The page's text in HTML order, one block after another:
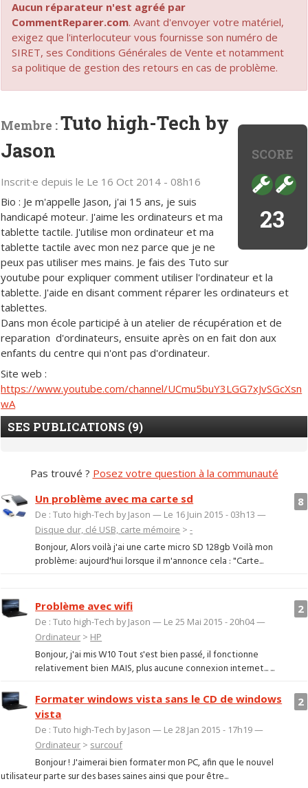
Aucun réparateur n'est agréé par
CommentReparer.com. Avant d'envoyer votre matériel,
exigez que l'interlocuteur vous fournisse son numéro de
SIRET, ses Conditions Générales de Vente et notamment
sa politique de gestion des retours en cas de problème.
SCORE
23
Membre :Tuto high-Tech by
Jason
Inscrit·e depuis le Le 16 Oct 2014 - 08h16
Bio : Je m'appelle Jason, j'ai 15 ans, je suis
handicapé moteur. J'aime les ordinateurs et ma
tablette tactile. J'utilise mon ordinateur et ma
tablette tactile avec mon nez parce que je ne
peux pas utiliser mes mains. Je fais des Tuto sur
youtube pour expliquer comment utiliser l'ordinateur et la
tablette. J'aide en disant comment réparer les ordinateurs et
tablettes.
Dans mon école participé à un atelier de récupération et de
reparation d'ordinateurs, ensuite après on en fait don aux
enfants du centre qui n'ont pas d'ordinateur.
Site web :
https://www.youtube.com/channel/UCmu5buY3LGG7xJvSGcXsn
wA
SES PUBLICATIONS (9)
Pas trouvé ? Posez votre question à la communauté
8
Un problème avec ma carte sd
De : Tuto high-Tech by Jason — Le 16 Juin 2015 - 03h13 —
Disque dur, clé USB, carte mémoire >-
Bonjour, Alors voilà j'ai une carte micro SD 128gb Voilà mon
problème: aujourd'hui lorsque il m'annonce cela : "Carte...
2
Problème avec wifi
De : Tuto high-Tech by Jason — Le 25 Mai 2015 - 20h04 —
Ordinateur > HP
Bonjour, j'ai mis W10 Tout s'est bien passé, il fonctionne
relativement bien MAIS, plus aucune connexion internet... ...
2
Formater windows vista sans le CD de windows
vista
De : Tuto high-Tech by Jason — Le 28 Jan 2015 - 17h19 —
Ordinateur > surcouf
Bonjour ! J'aimerai bien formater mon PC, afin que le nouvel
utilisateur parte sur des bases saines ainsi que pour être...